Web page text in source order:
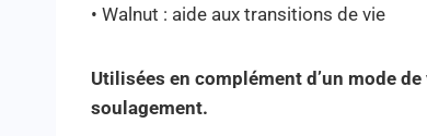
• Walnut : aide aux transitions de vie
Utilisées en complément d’un mode
soulagement.